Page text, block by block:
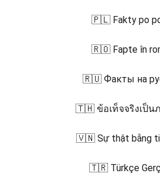
🇵🇱 Fakty po
🇷🇴 Fapte în
🇷🇺 Факты на
🇹🇭 ข้อเท็จจริงเป็น
🇻🇳 Sự thật bằng
🇹🇷 Türkçe